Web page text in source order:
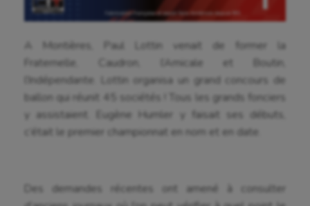
A Montières, Paul Lottin venait de former la
Fraternelle, Caudron, l’Amicale et Boutin,
l’Indépendante. Lottin organisa un grand concours de
ballon qui réunit 45 sociétés ! Tous les grands fonciers
y assistaient. Eugène Humler y faisait ses débuts,
c’était le premier championnat en nom et en date.
Des demandes récentes ont amené à consulter